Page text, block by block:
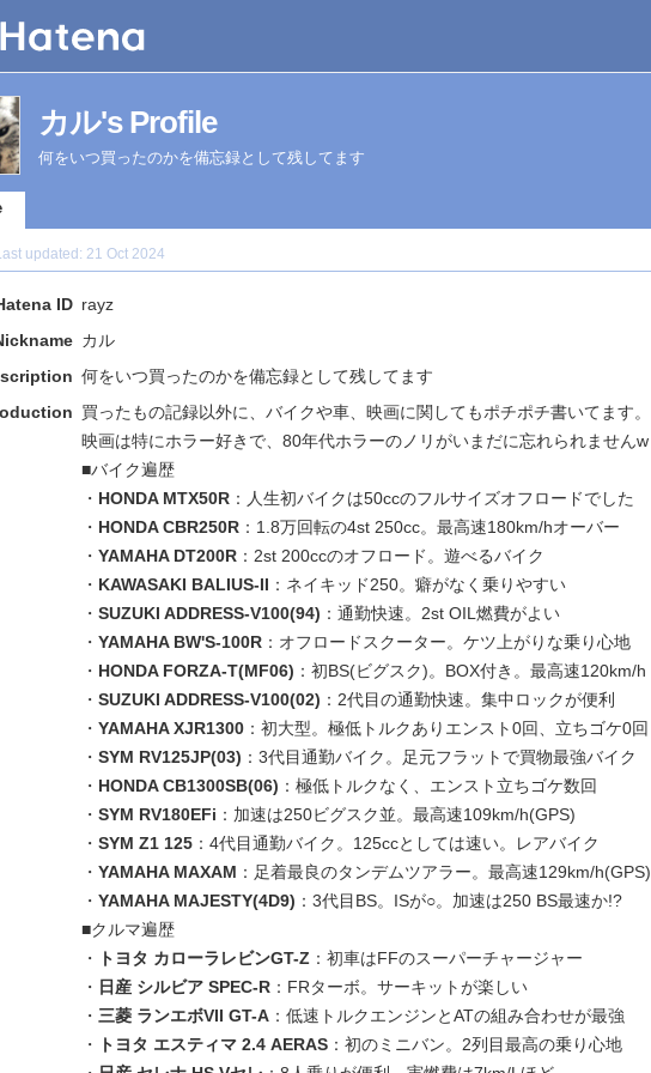
カル's Profile
何をいつ買ったのかを備忘録として残してます
Last updated: 21 Oct 2024
ID rayz
カル
何をいつ買ったのかを備忘録として残してます
買ったもの記録以外に、バイクや車、映画に関してもポチポチ書いてます。
映画は特にホラー好きで、80年代ホラーのノリがいまだに忘れられませんw
■バイク遍歴
・ HONDA MTX50R ：人生初バイクは50ccのフルサイズオフロードでした
・ HONDA CBR250R ：1.8万回転の4st 250cc。最高速180km/hオーバー
・ YAMAHA DT200R ：2st 200ccのオフロード。遊べるバイク
・ KAWASAKI BALIUS-II ：ネイキッド250。癖がなく乗りやすい
・ SUZUKI ADDRESS-V100(94) ：通勤快速。2st OIL燃費がよい
・ YAMAHA BW'S-100R ：オフロードスクーター。ケツ上がりな乗り心地
・ HONDA FORZA-T(MF06) ：初BS(ビグスク)。BOX付き。最高速120km/h
・ SUZUKI ADDRESS-V100(02) ：2代目の通勤快速。集中ロックが便利
・ YAMAHA XJR1300 ：初大型。極低トルクありエンスト0回、立ちゴケ0回
・ SYM RV125JP(03) ：3代目通勤バイク。足元フラットで買物最強バイク
・ HONDA CB1300SB(06) ：極低トルクなく、エンスト立ちゴケ数回
・ SYM RV180EFi ：加速は250ビグスク並。最高速109km/h(GPS)
・ SYM Z1 125 ：4代目通勤バイク。125ccとしては速い。レアバイク
・ YAMAHA MAXAM ：足着最良のタンデムツアラー。最高速129km/h(GPS)
・ YAMAHA MAJESTY(4D9) ：3代目BS。ISが○。加速は250 BS最速か!?
■クルマ遍歴
・
トヨタ カローラレビンGT-Z ：初車はFFのスーパーチャージャー
・ 日産 シルビア SPEC-R ：FRターボ。サーキットが楽しい
・ 三菱 ランエボVII GT-A ：低速トルクエンジンとATの組み合わせが最強
・
トヨタ エスティマ 2.4 AERAS ：初のミニバン。2列目最高の乗り心地